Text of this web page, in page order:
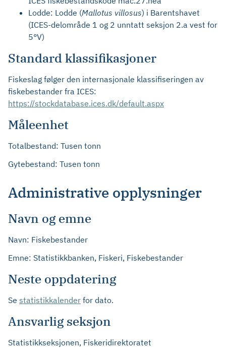
Lodde: Lodde (Mallotus villosus) i Barentshavet
(ICES-delområde 1 og 2 unntatt seksjon 2.a vest for
5°V)
Standard klassifikasjoner
Fiskeslag følger den internasjonale klassifiseringen av
fiskebestander fra ICES:
https://stockdatabase.ices.dk/default.aspx
Måleenhet
Totalbestand: Tusen tonn
Gytebestand: Tusen tonn
Administrative opplysninger
Navn og emne
Navn: Fiskebestander
Emne: Statistikkbanken, Fiskeri, Fiskebestander
Neste oppdatering
Se statistikkalender for dato.
Ansvarlig seksjon
Statistikkseksjonen, Fiskeridirektoratet